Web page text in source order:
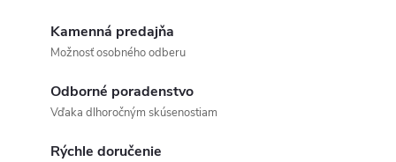
Kamenná predajňa
Možnosť osobného odberu
Odborné poradenstvo
Vďaka dlhoročným skúsenostiam
Rýchle doručenie